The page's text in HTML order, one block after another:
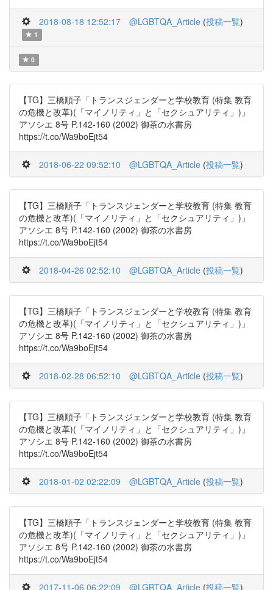
2018-08-18 12:52:17 @LGBTQA_Article (投稿一覧)
1
0
【TG】三橋順子「トランスジェンダーと学校教育 (特集 教育
の危機と改革)(「マイノリティ」と「セクシュアリティ」)」
アソシエ 8号 P.142-160 (2002) 御茶の水書房
https://t.co/Wa9boEjt54
2018-06-22 09:52:10 @LGBTQA_Article (投稿一覧)
【TG】三橋順子「トランスジェンダーと学校教育 (特集 教育
の危機と改革)(「マイノリティ」と「セクシュアリティ」)」
アソシエ 8号 P.142-160 (2002) 御茶の水書房
https://t.co/Wa9boEjt54
2018-04-26 02:52:10 @LGBTQA_Article (投稿一覧)
【TG】三橋順子「トランスジェンダーと学校教育 (特集 教育
の危機と改革)(「マイノリティ」と「セクシュアリティ」)」
アソシエ 8号 P.142-160 (2002) 御茶の水書房
https://t.co/Wa9boEjt54
2018-02-28 06:52:10 @LGBTQA_Article (投稿一覧)
【TG】三橋順子「トランスジェンダーと学校教育 (特集 教育
の危機と改革)(「マイノリティ」と「セクシュアリティ」)」
アソシエ 8号 P.142-160 (2002) 御茶の水書房
https://t.co/Wa9boEjt54
2018-01-02 02:22:09 @LGBTQA_Article (投稿一覧)
【TG】三橋順子「トランスジェンダーと学校教育 (特集 教育
の危機と改革)(「マイノリティ」と「セクシュアリティ」)」
アソシエ 8号 P.142-160 (2002) 御茶の水書房
https://t.co/Wa9boEjt54
2017-11-06 06:22:09 @LGBTQA_Article (投稿一覧)